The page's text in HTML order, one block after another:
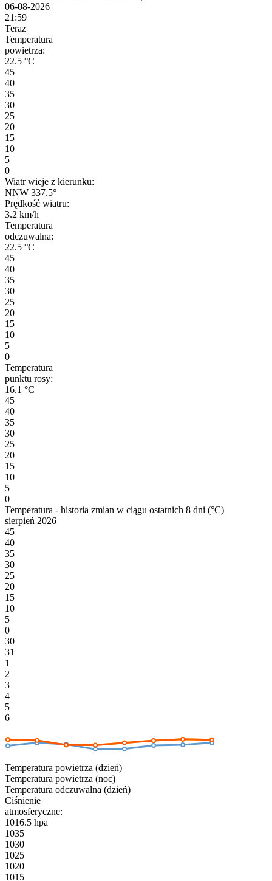
06-08-2026
21:59
Teraz
Temperatura
powietrza:
22.5 °C
45
40
35
30
25
20
15
10
5
0
Wiatr wieje z kierunku:
NNW 337.5°
Prędkość wiatru:
3.2 km/h
Temperatura
odczuwalna:
22.5 °C
45
40
35
30
25
20
15
10
5
0
Temperatura
punktu rosy:
16.1 °C
45
40
35
30
25
20
15
10
5
0
Temperatura - historia zmian w ciągu ostatnich 8 dni (°C)
sierpień 2026
45
40
35
30
25
20
15
10
5
0
30
31
1
2
3
4
5
6
Temperatura powietrza (dzień)
Temperatura powietrza (noc)
Temperatura odczuwalna (dzień)
Ciśnienie
atmosferyczne:
1016.5 hpa
1035
1030
1025
1020
1015